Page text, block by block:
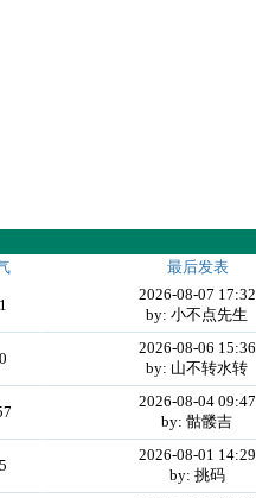
最后发表
2026-08-07 17:32
by: 小不点先生
2026-08-06 15:36
by: 山不转水转
2026-08-04 09:47
by: 骷髅吉
2026-08-01 14:29
by: 挑码